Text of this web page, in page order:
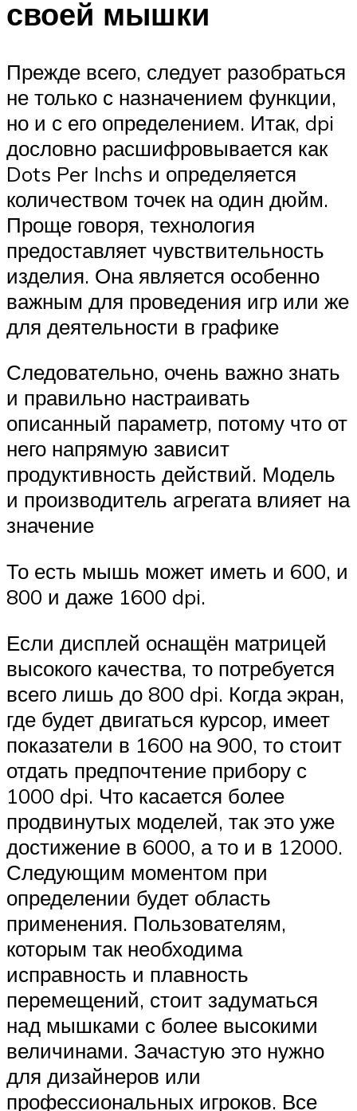
своей мышки
Прежде всего, следует разобраться
не только с назначением функции,
но и с его определением. Итак, dpi
дословно расшифровывается как
Dots Per Inchs и определяется
количеством точек на один дюйм.
Проще говоря, технология
предоставляет чувствительность
изделия. Она является особенно
важным для проведения игр или же
для деятельности в графике
Следовательно, очень важно знать
и правильно настраивать
описанный параметр, потому что от
него напрямую зависит
продуктивность действий. Модель
и производитель агрегата влияет на
значение
То есть мышь может иметь и 600, и
800 и даже 1600 dpi.
Если дисплей оснащён матрицей
высокого качества, то потребуется
всего лишь до 800 dpi. Когда экран,
где будет двигаться курсор, имеет
показатели в 1600 на 900, то стоит
отдать предпочтение прибору с
1000 dpi. Что касается более
продвинутых моделей, так это уже
достижение в 6000, а то и в 12000.
Следующим моментом при
определении будет область
применения. Пользователям,
которым так необходима
исправность и плавность
перемещений, стоит задуматься
над мышками с более высокими
величинами. Зачастую это нужно
для дизайнеров или
профессиональных игроков. Все